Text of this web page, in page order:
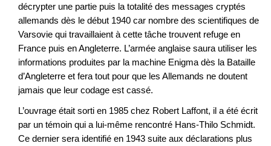
décrypter une partie puis la totalité des messages cryptés
allemands dès le début 1940 car nombre des scientifiques de
Varsovie qui travaillaient à cette tâche trouvent refuge en
France puis en Angleterre. L’armée anglaise saura utiliser les
informations produites par la machine Enigma dès la Bataille
d’Angleterre et fera tout pour que les Allemands ne doutent
jamais que leur codage est cassé.
L’ouvrage était sorti en 1985 chez Robert Laffont, il a été écrit
par un témoin qui a lui-même rencontré Hans-Thilo Schmidt.
Ce dernier sera identifié en 1943 suite aux déclarations plus